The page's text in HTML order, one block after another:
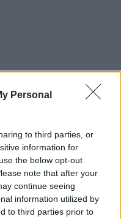
Personal
to third parties, or
information for
the below opt-out
note that after your
continue seeing
information utilized by
to third parties prior to